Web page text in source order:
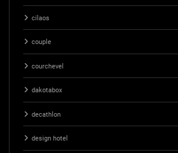
cilaos
couple
courchevel
dakotabox
decathlon
design hotel